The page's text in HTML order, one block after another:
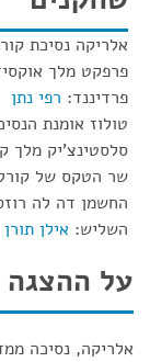
אלריקה נסיכת
פרפקט מלך
פרדיננד: רפי נתן
טולוז אומנת
סלסטינצ'יק מלך
שר הטקס של
החשמן דה לה
השליש: אילן תורן
על ההצגה
אלריקה, נסיכה